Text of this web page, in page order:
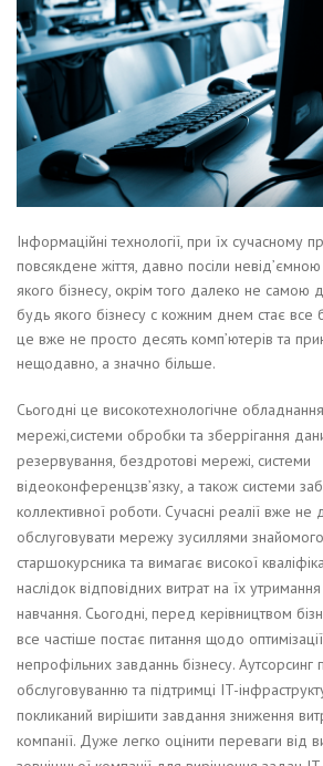
Інформаційні технології, при їх сучасному
повсякдене жіття, давно посіли
якого бізнесу, окрім того далеко не
будь якого бізнесу с кожним днем стає все
це вже не просто десять комп’ютерів та
нещодавно, а значно більше.
Сьогодні це високотехнологічне
мережі,системи обробки та зберрігання
резервування, бездротові мережі, системи
відеоконференцзв’язку, а також системи
коллективної роботи. Сучасні реалії вже не
обслуговувати мережу зусиллями
старшокурсника та вимагає високої
наслідок відповідних витрат на їх
навчання. Сьогодні, перед керівництвом
все частіше постає питання щодо
непрофільних завданнь бізнесу. Аутсорсинг
обслуговуванню та підтримці IT-
покликаний вирішити завдання зниження
компанії. Дуже легко оцінити переваги від